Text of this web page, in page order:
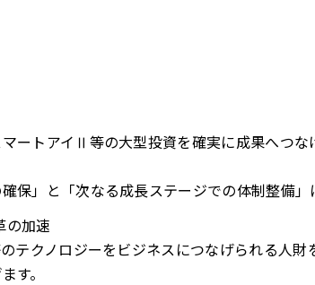
ートアイⅡ等の大型投資を確実に成果へつ
保」と「次なる成長ステージでの体制整備」
の加速
テクノロジーをビジネスにつなげられる人
す。